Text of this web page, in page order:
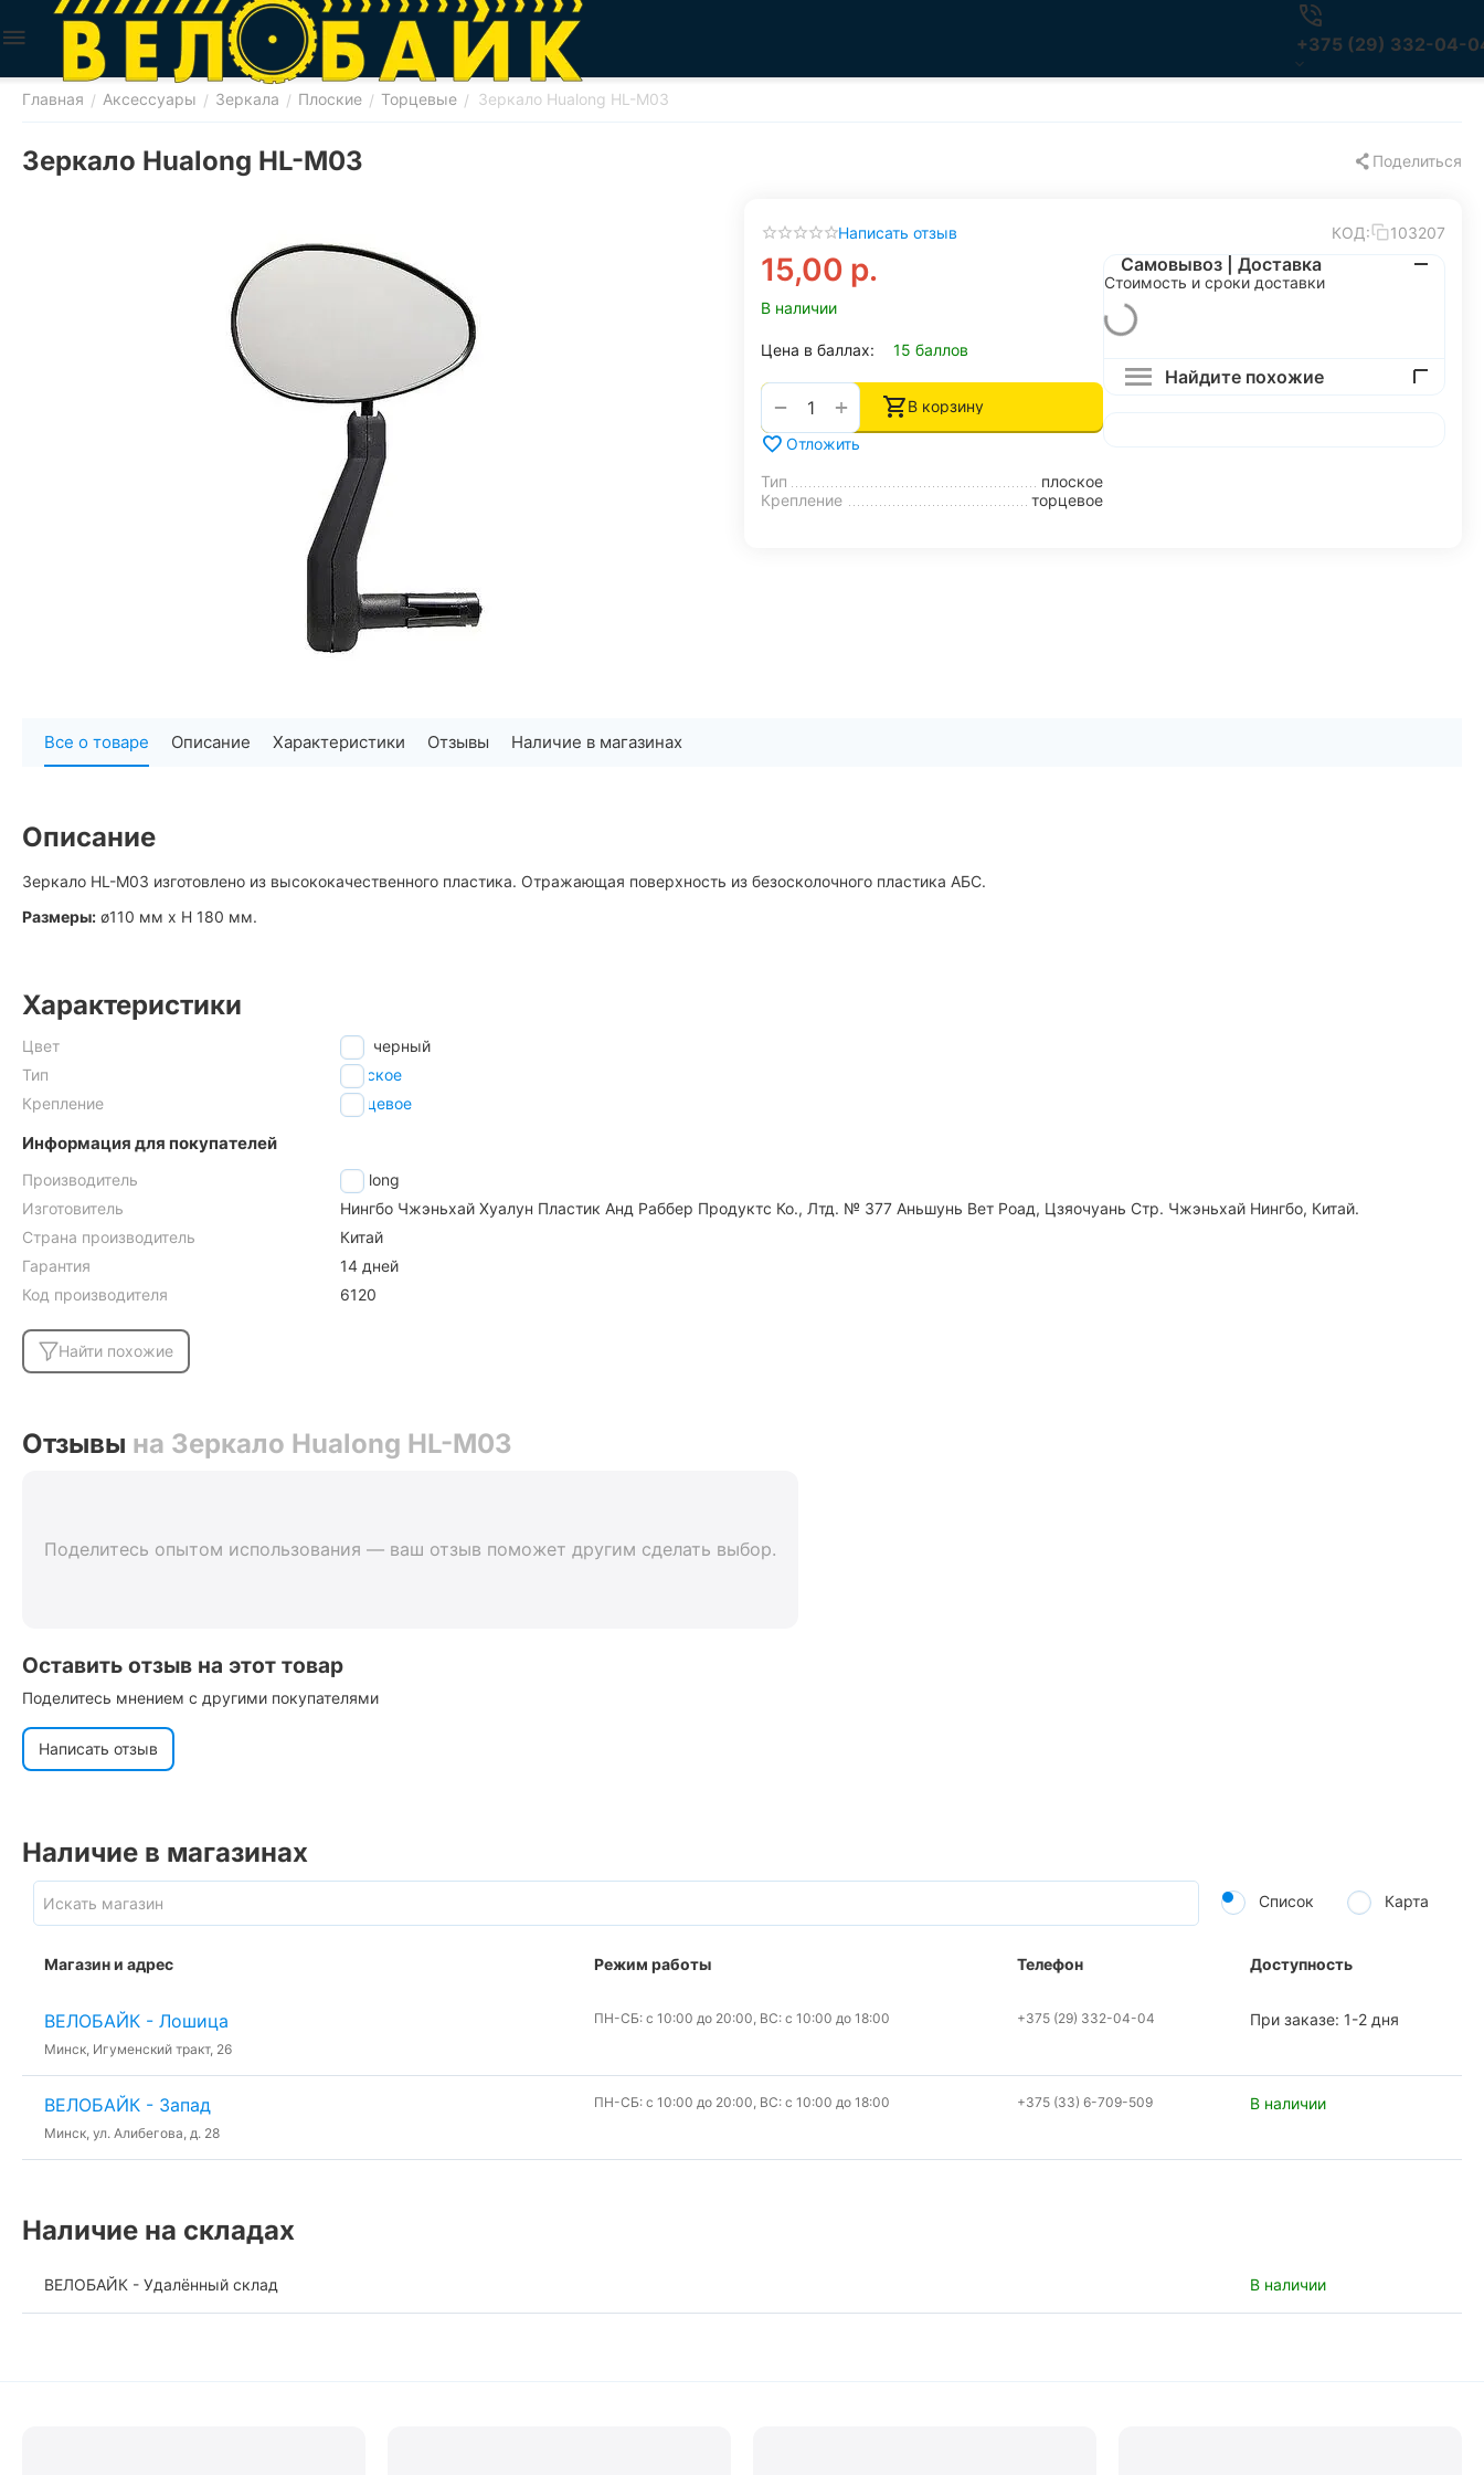
+375 (29) 332-04-
Главная / Аксессуары / Зеркала / Плоские / Торцевые / Зеркало Hualong HL-M03
Зеркало Hualong HL-M03 Поделиться
Написать отзыв КОД: 103207
15,00 р.
В наличии
Цена в баллах: 15 баллов
+
−
В корзину
Отложить
Тип
плоское
Крепление
торцевое
Самовывоз | Доставка
Стоимость и сроки доставки
Найдите похожие
Все о товаре Описание Характеристики Отзывы Наличие в магазинах
Описание
Зеркало HL-M03 изготовлено из высококачественного пластика. Отражающая поверхность из безосколочного пластика АБС.
Размеры: ø110 мм х H 180 мм.
Характеристики
Цвет
черный
Тип
плоское
Крепление
торцевое
Информация для покупателей
Производитель
Hualong
Изготовитель
Нингбо Чжэньхай Хуалун Пластик Анд Раббер Продуктс Ко., Лтд. № 377 Аньшунь Вет Роад, Цзяочуань Стр. Чжэньхай Нингбо, Китай.
Страна производитель
Китай
Гарантия
14 дней
Код производителя
6120
Найти похожие
Отзывы на Зеркало Hualong HL-M03
Поделитесь опытом использования — ваш отзыв поможет другим сделать выбор.
Оставить отзыв на этот товар
Поделитесь мнением с другими покупателями
Написать отзыв
Наличие в магазинах
Список Карта
Магазин и адрес Режим работы Телефон Доступность
ВЕЛОБАЙК - Лошица
Минск, Игуменский тракт, 26
ПН-СБ: с 10:00 до 20:00, ВС: с 10:00 до 18:00 +375 (29) 332-04-04 При заказе: 1-2 дня
ВЕЛОБАЙК - Запад
Минск, ул. Алибегова, д. 28
ПН-СБ: с 10:00 до 20:00, ВС: с 10:00 до 18:00 +375 (33) 6-709-509 В наличии
Наличие на складах
ВЕЛОБАЙК - Удалённый склад В наличии